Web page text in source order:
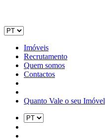
Imóveis
Recrutamento
Quem somos
Contactos
Quanto Vale o seu Imóvel